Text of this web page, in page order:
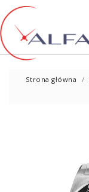
Strona główna